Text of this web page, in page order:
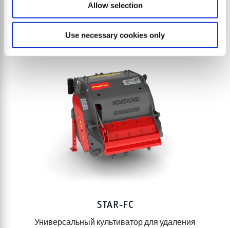
Allow selection
Use necessary cookies only
STAR-FC
Универсальный культиватор для удаления